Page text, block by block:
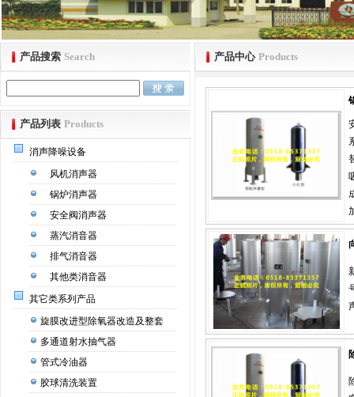
产品搜索 Search
产品列表 Products
消声降噪设备
风机消声器
锅炉消声器
安全阀消声器
蒸汽消音器
排气消音器
其他类消音器
其它类系列产品
旋膜改进型除氧器改造及整套
多通道射水抽气器
管式冷油器
胶球清洗装置
产品中心 Products